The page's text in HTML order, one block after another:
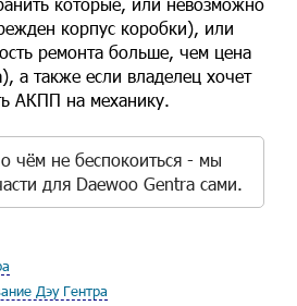
корпус коробки), или
ремонта больше, чем цена
а также если владелец хочет
АКПП на механику.
чём не беспокоиться - мы
для Daewoo Gentra сами.
Дэу Гентра